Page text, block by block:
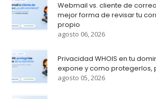
Webmail vs. cliente de
mejor forma de revisar tu
propio
agosto 06, 2026
Privacidad WHOIS en tu
expone y como protegerlos,
agosto 05, 2026